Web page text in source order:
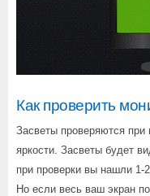
Как проверить
Засветы проверяются при
яркости. Засветы будет
при проверки вы нашли 1-
Но если весь ваш экран